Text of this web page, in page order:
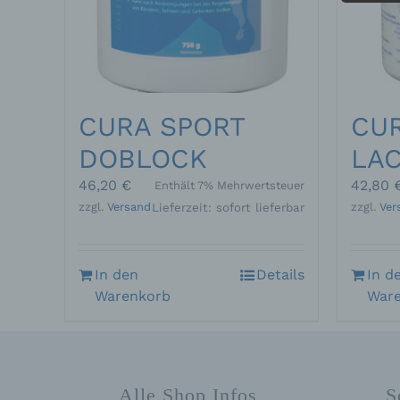
CURA SPORT
DOBLOCK
46,20 €
Enthält 7% Mehrwertsteuer
zzgl. Versand Lieferzeit: sofort lieferbar
In den
Warenkorb
Details
42,80
zzgl.
In
Alle Shop Infos
b)
c)